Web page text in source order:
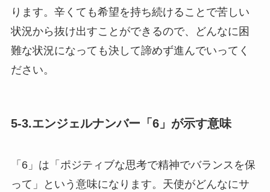
ります。辛くても希望を持ち続けることで苦しい
状況から抜け出すことができるので、どんなに困
難な状況になっても決して諦めず進んでいってく
ださい。
5-3.エンジェルナンバー「6」が示す意味
「6」は「ポジティブな思考で精神でバランスを保
って」という意味になります。天使がどんなにサ